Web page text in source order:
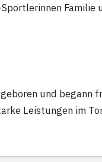
Familie
geboren und begann
Leistungen im